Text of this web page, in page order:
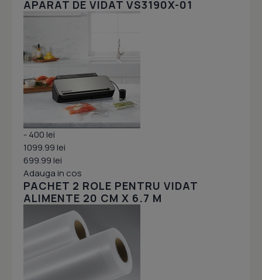
APARAT DE VIDAT VS3190X-01
- 400 lei
1099.99 lei
699.99 lei
Adauga in cos
PACHET 2 ROLE PENTRU VIDAT
ALIMENTE 20 CM X 6.7 M